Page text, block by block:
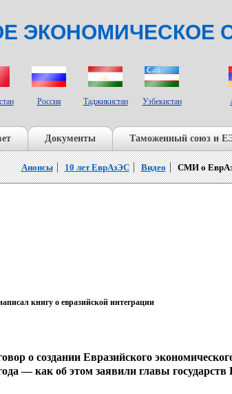
ЭКОНОМИЧЕСКОЕ
Россия Таджикистан Узбекистан
Документы Таможенный союз и
Анонсы 10 лет ЕврАзЭС Видео СМИ о
книгу о евразийской интеграции
о создании Евразийского
— как об этом заявили главы государств